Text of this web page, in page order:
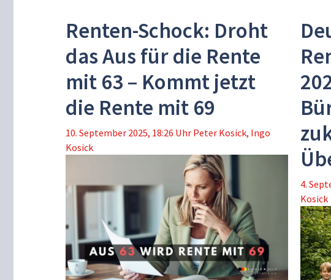
Renten-Schock: Droht
das Aus für die Rente
mit 63 – Kommt jetzt
die Rente mit 69
10. September 2025, 18:26 Uhr Peter Kosick, Ingo
Kosick
4.
Kosick